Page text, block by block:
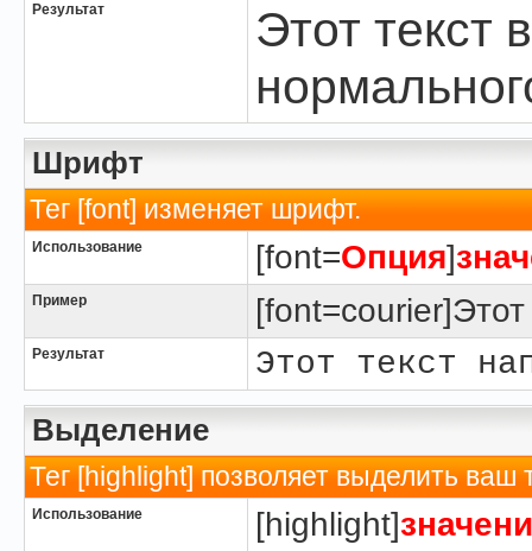
Результат
Этот текст
Шрифт
Тег [font] изменяет шрифт.
Использование [font=Опция]
Пример
Результат Этот текст
Выделение
Тег [highlight] позволяет выделить ваш
Использование [highlight]